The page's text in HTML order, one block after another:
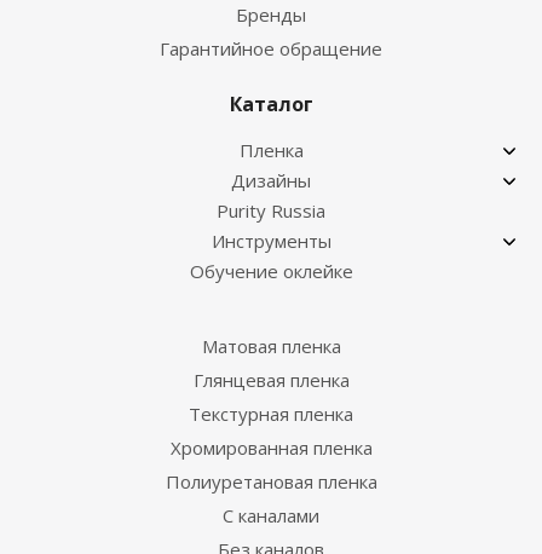
Бренды
Гарантийное обращение
Каталог
Пленка
Дизайны
Purity Russia
Инструменты
Обучение оклейке
Матовая пленка
Глянцевая пленка
Текстурная пленка
Хромированная пленка
Полиуретановая пленка
С каналами
Без каналов